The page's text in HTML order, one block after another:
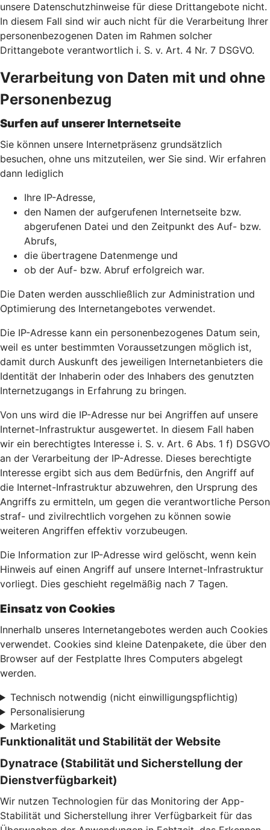
unsere Datenschutzhinweise für diese Drittangebote nicht.
In diesem Fall sind wir auch nicht für die Verarbeitung Ihrer
personenbezogenen Daten im Rahmen solcher
Drittangebote verantwortlich i. S. v. Art. 4 Nr. 7 DSGVO.
Verarbeitung von Daten mit und ohne
Personenbezug
Surfen auf unserer Internetseite
Sie können unsere Internetpräsenz grundsätzlich
besuchen, ohne uns mitzuteilen, wer Sie sind. Wir erfahren
dann lediglich
Ihre IP-Adresse,
den Namen der aufgerufenen Internetseite bzw.
abgerufenen Datei und den Zeitpunkt des Auf- bzw.
Abrufs,
die übertragene Datenmenge und
ob der Auf- bzw. Abruf erfolgreich war.
Die Daten werden ausschließlich zur Administration und
Optimierung des Internetangebotes verwendet.
Die IP-Adresse kann ein personenbezogenes Datum sein,
weil es unter bestimmten Voraussetzungen möglich ist,
damit durch Auskunft des jeweiligen Internetanbieters die
Identität der Inhaberin oder des Inhabers des genutzten
Internetzugangs in Erfahrung zu bringen.
Von uns wird die IP-Adresse nur bei Angriffen auf unsere
Internet-Infrastruktur ausgewertet. In diesem Fall haben
wir ein berechtigtes Interesse i. S. v. Art. 6 Abs. 1 f) DSGVO
an der Verarbeitung der IP-Adresse. Dieses berechtigte
Interesse ergibt sich aus dem Bedürfnis, den Angriff auf
die Internet-Infrastruktur abzuwehren, den Ursprung des
Angriffs zu ermitteln, um gegen die verantwortliche Person
straf- und zivilrechtlich vorgehen zu können sowie
weiteren Angriffen effektiv vorzubeugen.
Die Information zur IP-Adresse wird gelöscht, wenn kein
Hinweis auf einen Angriff auf unsere Internet-Infrastruktur
vorliegt. Dies geschieht regelmäßig nach 7 Tagen.
Einsatz von Cookies
Innerhalb unseres Internetangebotes werden auch Cookies
verwendet. Cookies sind kleine Datenpakete, die über den
Browser auf der Festplatte Ihres Computers abgelegt
werden.
Technisch notwendig (nicht einwilligungspflichtig)
Personalisierung
Marketing
Funktionalität und Stabilität der Website
Dynatrace (Stabilität und Sicherstellung der
Dienstverfügbarkeit)
Wir nutzen Technologien für das Monitoring der App-
Stabilität und Sicherstellung ihrer Verfügbarkeit für das